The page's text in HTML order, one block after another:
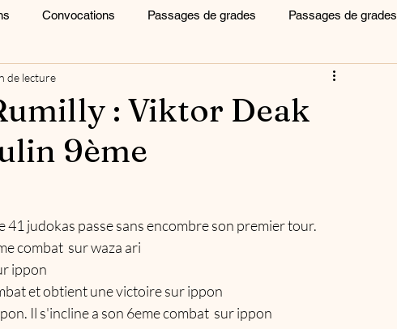
Convocations Passages de grades Passages de grades
forum séances inititiation-découverte
générale Kata Sportif
: Viktor Deak
9ème
de lecture
judokas passe sans encombre son premier tour.
combat  sur waza ari
ippon
et obtient une victoire sur ippon
Il s'incline a son 6eme combat  sur ippon